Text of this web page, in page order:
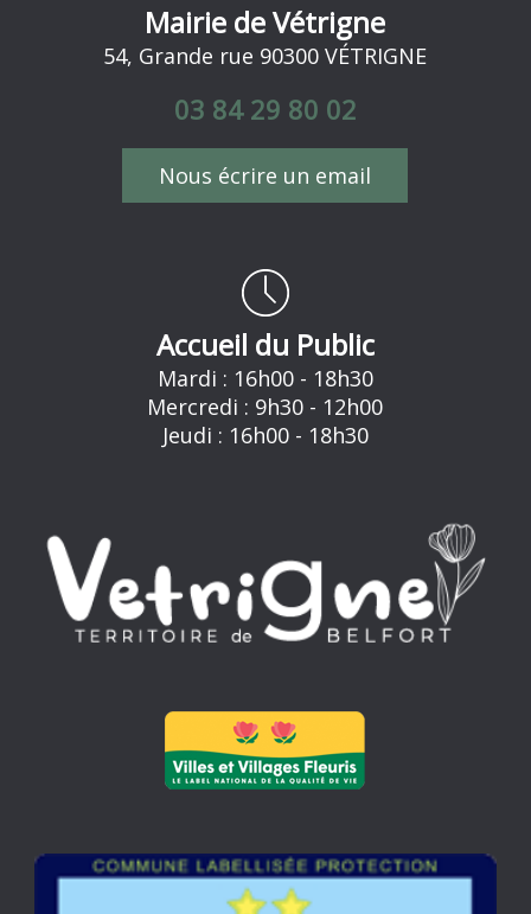
Mairie de Vétrigne
54, Grande rue 90300 VÉTRIGNE
03 84 29 80 02
Nous écrire un email
Accueil du Public
Mardi : 16h00 - 18h30
Mercredi : 9h30 - 12h00
Jeudi : 16h00 - 18h30